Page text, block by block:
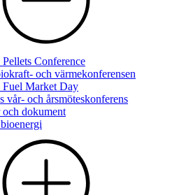
Conference
och värmekonferensen
Fuel Market Day
vår- och årsmöteskonferens
dokument